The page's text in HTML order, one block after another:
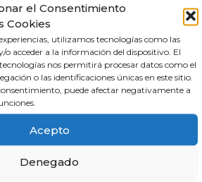
el Consentimiento
Cookies
utilizamos tecnologías como las
o acceder a la información del dispositivo. El
nos permitirá procesar datos como el
o las identificaciones únicas en este sitio.
puede afectar negativamente a
Acepto
Denegado
no solo la tranquilidad de
sino también la seguridad
y protectora de tus derechos
y llamada a la
tan importantes como la de